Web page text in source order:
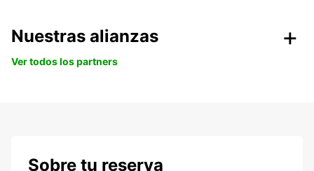
Nuestras alianzas
Ver todos los partners
Sobre tu reserva